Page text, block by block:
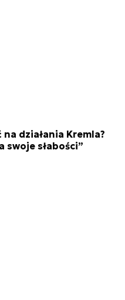
działania Kremla?
swoje słabości”